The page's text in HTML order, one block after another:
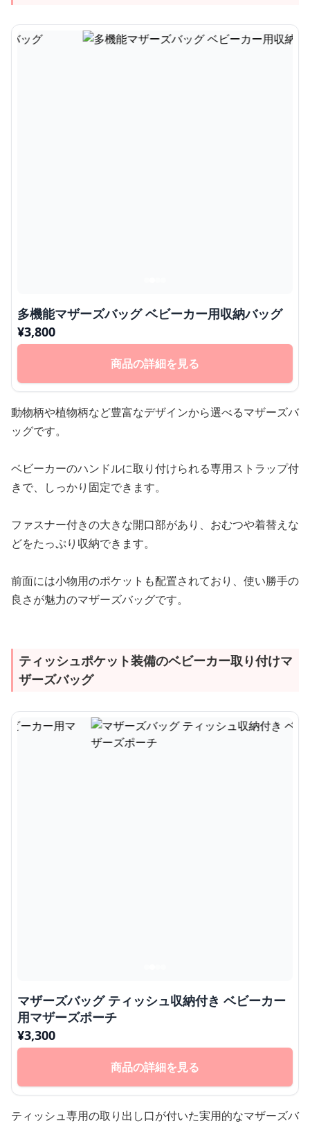
多機能マザーズバッグ ベビーカー用収納バッグ
¥3,800
商品の詳細を見る
動物柄や植物柄など豊富なデザインから選べるマザーズバ
ッグです。
ベビーカーのハンドルに取り付けられる専用ストラップ付
きで、しっかり固定できます。
ファスナー付きの大きな開口部があり、おむつや着替えな
どをたっぷり収納できます。
前面には小物用のポケットも配置されており、使い勝手の
良さが魅力のマザーズバッグです。
ティッシュポケット装備のベビーカー取り付けマ
ザーズバッグ
マザーズバッグ ティッシュ収納付き ベビーカー
用マザーズポーチ
¥3,300
商品の詳細を見る
ティッシュ専用の取り出し口が付いた実用的なマザーズバ